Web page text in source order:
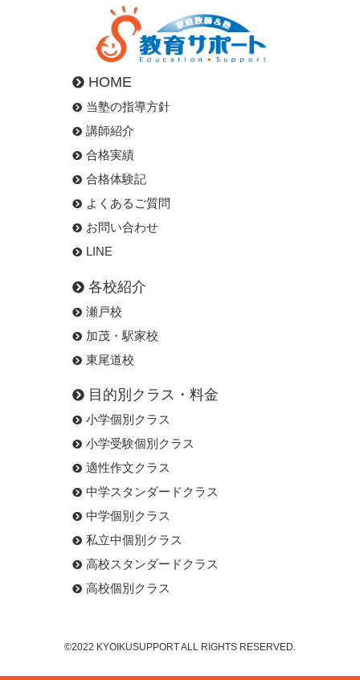
HOME
当塾の指導方針
講師紹介
合格実績
合格体験記
よくあるご質問
お問い合わせ
LINE
各校紹介
瀬戸校
加茂・駅家校
東尾道校
目的別クラス・料金
小学個別クラス
小学受験個別クラス
適性作文クラス
中学スタンダードクラス
中学個別クラス
私立中個別クラス
高校スタンダードクラス
高校個別クラス
©2022 KYOIKUSUPPORT ALL RIGHTS RESERVED.